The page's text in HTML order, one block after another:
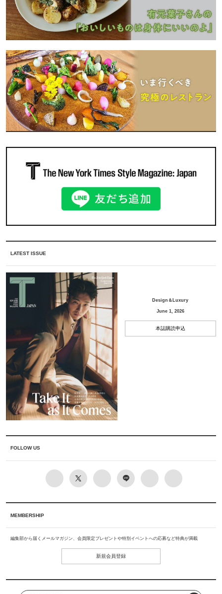
LATEST ISSUE
Design＆Luxury
June 1, 2026
本誌購読申込
FOLLOW US
MEMBERSHIP
編集部から届くメールマガジン、会員限定プレゼントや特別イベントへの応募など特典が満載
新規会員登録